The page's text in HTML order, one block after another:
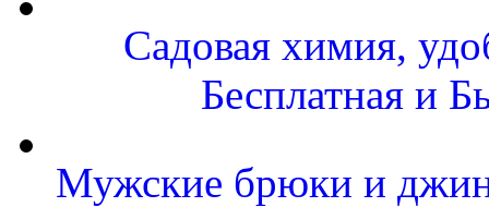
Садовая химия,
Бесплатная и
Мужские брюки и